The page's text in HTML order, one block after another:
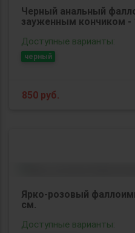
Черный анальный
зауженным кончиком -
Доступные варианты:
черный
850 руб.
Ярко-розовый
см.
Доступные варианты: